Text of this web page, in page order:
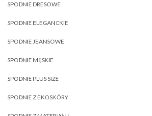
SPODNIE DRESOWE
SPODNIE ELEGANCKIE
SPODNIE JEANSOWE
SPODNIE MĘSKIE
SPODNIE PLUS SIZE
SPODNIE Z EKOSKÓRY